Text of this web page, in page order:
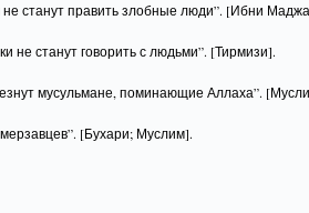
станут править злобные люди”. [Ибни
не станут говорить с людьми”. [Тирмизи].
мусульмане, поминающие Аллаха”.
[Бухари; Муслим].